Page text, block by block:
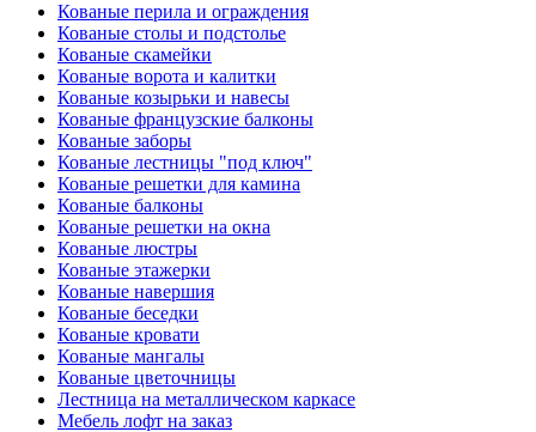
Кованые перила и ограждения
Кованые столы и подстолье
Кованые скамейки
Кованые ворота и калитки
Кованые козырьки и навесы
Кованые французские балконы
Кованые заборы
Кованые лестницы "под ключ"
Кованые решетки для камина
Кованые балконы
Кованые решетки на окна
Кованые люстры
Кованые этажерки
Кованые навершия
Кованые беседки
Кованые кровати
Кованые мангалы
Кованые цветочницы
Лестница на металлическом каркасе
Мебель лофт на заказ